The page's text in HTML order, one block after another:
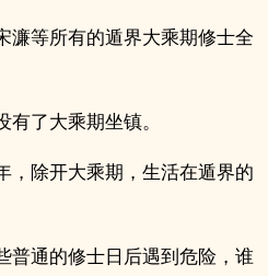
濂等所有的遁界大乘期修士全
了大乘期坐镇。
，除开大乘期，生活在遁界的
普通的修士日后遇到危险，谁